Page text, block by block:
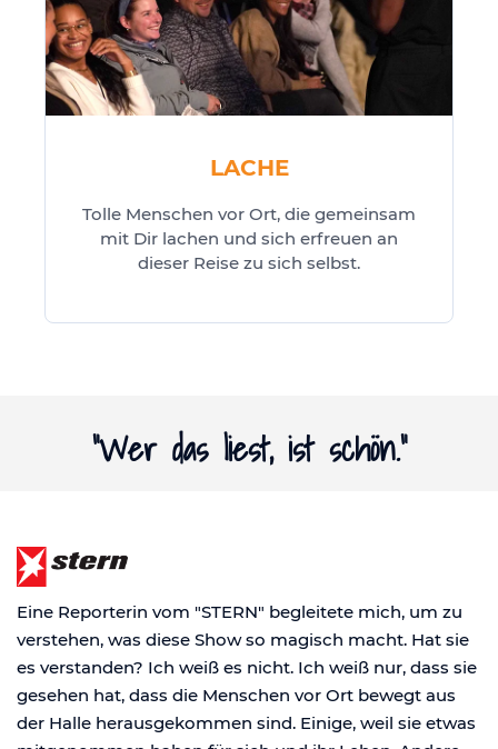
LACHE
Tolle Menschen vor Ort, die gemeinsam
mit Dir lachen und sich erfreuen an
dieser Reise zu sich selbst.
"Wer das liest, ist schön."
Eine Reporterin vom "STERN" begleitete mich, um zu
verstehen, was diese Show so magisch macht. Hat sie
es verstanden? Ich weiß es nicht. Ich weiß nur, dass sie
gesehen hat, dass die Menschen vor Ort bewegt aus
der Halle herausgekommen sind. Einige, weil sie etwas